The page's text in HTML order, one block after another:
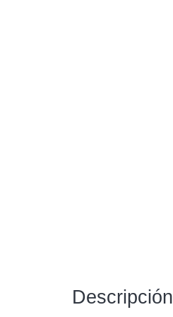
Descripción